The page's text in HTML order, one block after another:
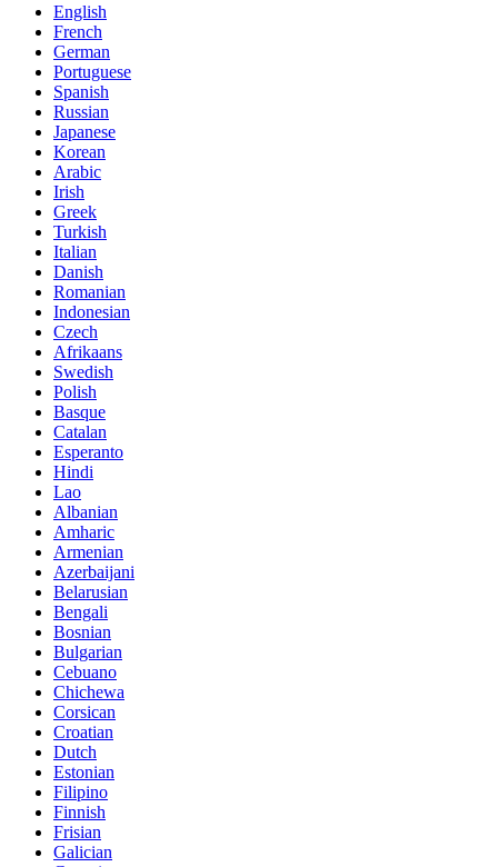
English
French
German
Portuguese
Spanish
Russian
Japanese
Korean
Arabic
Irish
Greek
Turkish
Italian
Danish
Romanian
Indonesian
Czech
Afrikaans
Swedish
Polish
Basque
Catalan
Esperanto
Hindi
Lao
Albanian
Amharic
Armenian
Azerbaijani
Belarusian
Bengali
Bosnian
Bulgarian
Cebuano
Chichewa
Corsican
Croatian
Dutch
Estonian
Filipino
Finnish
Frisian
Galician